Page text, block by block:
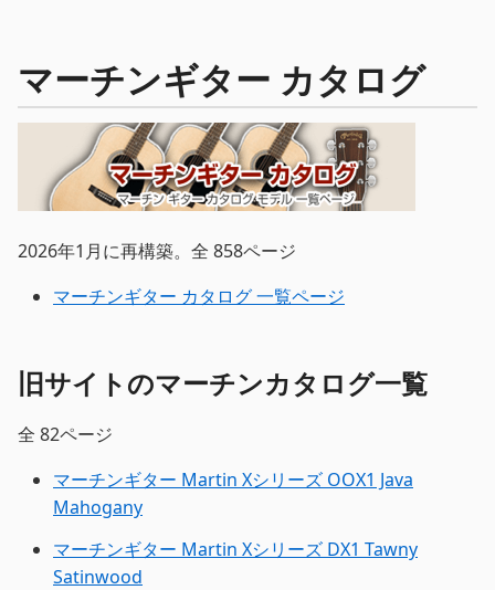
マーチンギター カタログ
2026年1月に再構築。全 858ページ
マーチンギター カタログ 一覧ページ
旧サイトのマーチンカタログ一覧
全 82ページ
マーチンギター Martin Xシリーズ OOX1 Java
Mahogany
マーチンギター Martin Xシリーズ DX1 Tawny
Satinwood